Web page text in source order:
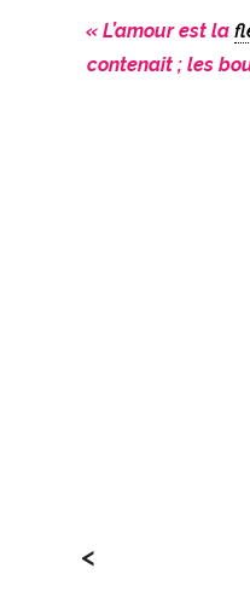
« L’amour est la
contenait ; les
<